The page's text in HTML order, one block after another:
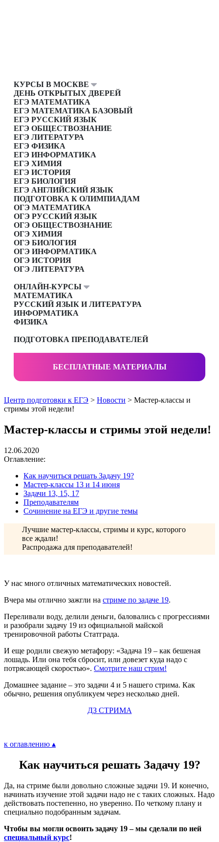
КУРСЫ В МОСКВЕ
ДЕНЬ ОТКРЫТЫХ ДВЕРЕЙ
ЕГЭ МАТЕМАТИКА
ЕГЭ МАТЕМАТИКА БАЗОВЫЙ
ЕГЭ РУССКИЙ ЯЗЫК
ЕГЭ ОБЩЕСТВОЗНАНИЕ
ЕГЭ ЛИТЕРАТУРА
ЕГЭ ФИЗИКА
ЕГЭ ИНФОРМАТИКА
ЕГЭ ХИМИЯ
ЕГЭ ИСТОРИЯ
ЕГЭ БИОЛОГИЯ
ЕГЭ АНГЛИЙСКИЙ ЯЗЫК
ПОДГОТОВКА К ОЛИМПИАДАМ
ОГЭ МАТЕМАТИКА
ОГЭ РУССКИЙ ЯЗЫК
ОГЭ ОБЩЕСТВОЗНАНИЕ
ОГЭ ХИМИЯ
ОГЭ БИОЛОГИЯ
ОГЭ ИНФОРМАТИКА
ОГЭ ИСТОРИЯ
ОГЭ ЛИТЕРАТУРА
ОНЛАЙН-КУРСЫ
МАТЕМАТИКА
РУССКИЙ ЯЗЫК И ЛИТЕРАТУРА
ИНФОРМАТИКА
ФИЗИКА
ПОДГОТОВКА ПРЕПОДАВАТЕЛЕЙ
БЕСПЛАТНЫЕ МАТЕРИАЛЫ
Центр подготовки к ЕГЭ > Новости > Мастер-классы и
стримы этой недели!
Мастер-классы и стримы этой недели!
12.06.2020
Оглавление:
Как научиться решать Задачу 19?
Мастер-классы 13 и 14 июня
Задачи 13, 15, 17
Преподавателям
Сочинение на ЕГЭ и другие темы
Лучшие мастер-классы, стримы и курс, которого
все ждали!
Распродажа для преподавателей!
У нас много отличных математических новостей.
Вчера мы отлично зажгли на стриме по задаче 19.
Переливали воду, делили деньги, баловались с прогрессиями
и разобрали задачу 19 из официальной майской
тренировочной работы Статграда.
И еще родили свежую метафору: «Задача 19 – как бешеная
лошадь. Или она тебя сбросит, или довезет куда надо с
потрясающей скоростью». Смотрите наш стрим!
Домашнее задание – это задачи 4 и 5 нашего стрима. Как
обычно, решения опубликуем через несколько дней.
ДЗ СТРИМА
к оглавлению ▴
Как научиться решать Задачу 19?
Да, на стриме были довольно сложные задачи 19. И конечно,
начинать изучение этой задачи надо не с таких сложных. Надо
действовать постепенно, но уверенно. По четкому плану и
специально подобранным задачам.
Чтобы вы могли освоить задачу 19 – мы сделали по ней
специальный курс!